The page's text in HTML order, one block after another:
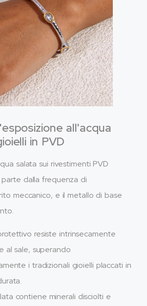
all'acqua
in PVD
salata sui rivestimenti PVD
dalla frequenza di
meccanico, e il metallo di base
resiste intrinsecamente
al sale, superando
i tradizionali gioielli placcati in
contiene minerali disciolti e